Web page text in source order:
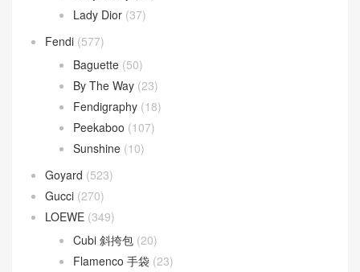
Lady Dior (37)
Fendi (577)
Baguette (50)
By The Way (23)
Fendigraphy (18)
Peekaboo (107)
Sunshine (10)
Goyard (523)
Gucci (270)
LOEWE (349)
Cubi 斜挎包 (20)
Flamenco 手袋 (23)